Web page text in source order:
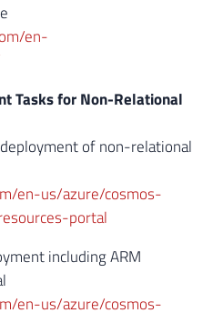
en-
Tasks for Non-Relational
of non-relational
en-us/azure/cosmos-
portal
including ARM
en-us/azure/cosmos-